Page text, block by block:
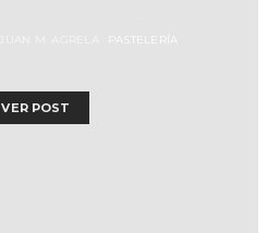
PASTELERÍA
VER POST